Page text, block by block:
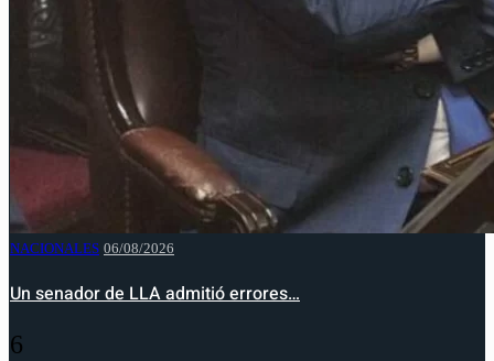
NACIONALES 06/08/2026
Un senador de LLA admitió errores…
6